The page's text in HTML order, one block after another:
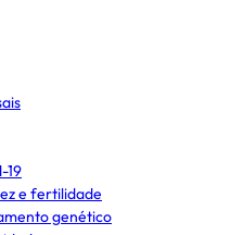
19
e fertilidade
genético